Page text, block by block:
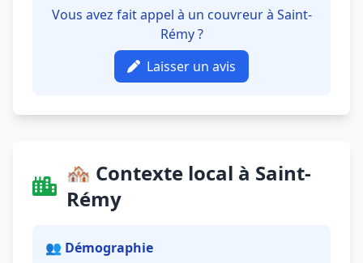
Vous avez fait appel à un couvreur à Saint-
Rémy ?
Laisser un avis
🏘️ Contexte local à Saint-
Rémy
👥 Démographie